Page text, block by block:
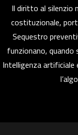
Il diritto al silenzio
costituzionale,
Sequestro
funzionano, quando
Intelligenza artificiale